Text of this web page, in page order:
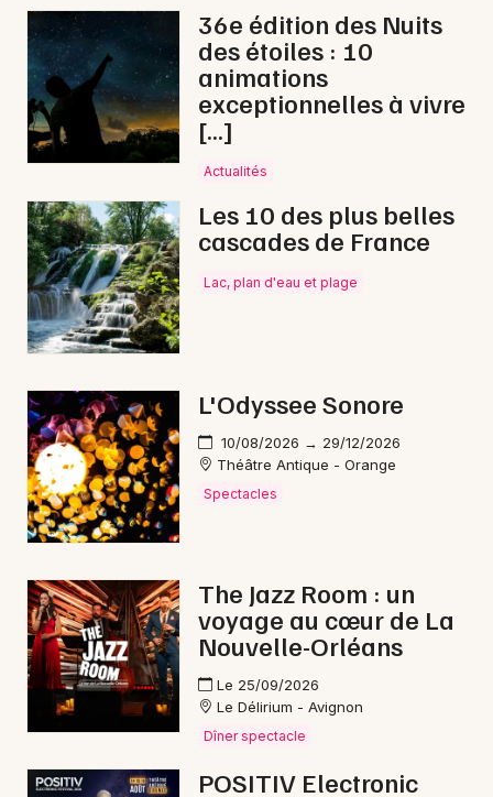
36e édition des Nuits
des étoiles : 10
animations
exceptionnelles à vivre
[…]
Actualités
Les 10 des plus belles
cascades de France
Lac, plan d'eau et plage
L'Odyssee Sonore
10/08/2026 → 29/12/2026
Théâtre Antique - Orange
Spectacles
The Jazz Room : un
voyage au cœur de La
Nouvelle-Orléans
Le 25/09/2026
Le Délirium - Avignon
Dîner spectacle
POSITIV Electronic